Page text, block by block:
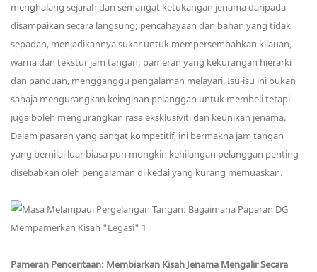
menghalang sejarah dan semangat ketukangan jenama daripada
disampaikan secara langsung; pencahayaan dan bahan yang tidak
sepadan, menjadikannya sukar untuk mempersembahkan kilauan,
warna dan tekstur jam tangan; pameran yang kekurangan hierarki
dan panduan, mengganggu pengalaman melayari. Isu-isu ini bukan
sahaja mengurangkan keinginan pelanggan untuk membeli tetapi
juga boleh mengurangkan rasa eksklusiviti dan keunikan jenama.
Dalam pasaran yang sangat kompetitif, ini bermakna jam tangan
yang bernilai luar biasa pun mungkin kehilangan pelanggan penting
disebabkan oleh pengalaman di kedai yang kurang memuaskan.
Pameran Penceritaan: Membiarkan Kisah Jenama Mengalir Secara